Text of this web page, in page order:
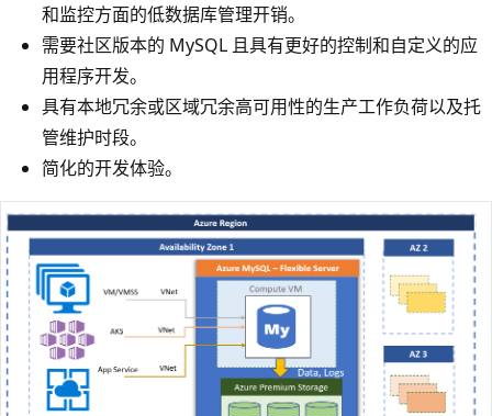
和监控方面的低数据库管理开销。
需要社区版本的 MySQL 且具有更好的控制和自定义的应
用程序开发。
具有本地冗余或区域冗余高可用性的生产工作负荷以及托
管维护时段。
简化的开发体验。